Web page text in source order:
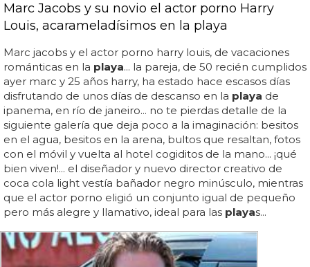
Marc Jacobs y su novio el actor porno Harry
Louis, acarameladísimos en la playa
Marc jacobs y el actor porno harry louis, de vacaciones
románticas en la playa... la pareja, de 50 recién cumplidos
ayer marc y 25 años harry, ha estado hace escasos días
disfrutando de unos días de descanso en la playa de
ipanema, en río de janeiro... no te pierdas detalle de la
siguiente galería que deja poco a la imaginación: besitos
en el agua, besitos en la arena, bultos que resaltan, fotos
con el móvil y vuelta al hotel cogiditos de la mano... ¡qué
bien viven!... el diseñador y nuevo director creativo de
coca cola light vestía bañador negro minúsculo, mientras
que el actor porno eligió un conjunto igual de pequeño
pero más alegre y llamativo, ideal para las playas...